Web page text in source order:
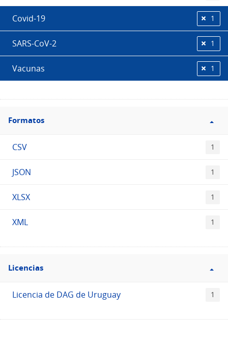
Covid-19 1
SARS-CoV-2 1
Vacunas 1
Filtro
Formatos
Formatos
CSV 1
JSON 1
XLSX 1
XML 1
Filtro
Licencias
Licencias
Licencia de DAG de Uruguay 1